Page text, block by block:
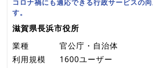
コロナ禍にも適応できる行政サービスの
す。
滋賀県長浜市役所
業種
官公庁・自治体
利用規模
1600ユーザー